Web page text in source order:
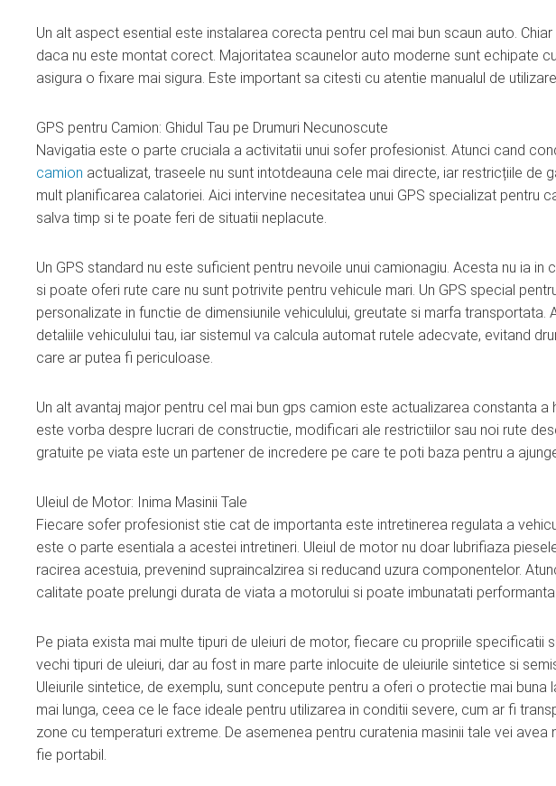
Un alt aspect esential este instalarea corecta pentru cel mai bun scaun auto.
daca nu este montat corect. Majoritatea scaunelor auto moderne sunt echipate
asigura o fixare mai sigura. Este important sa citesti cu atentie manualul de
GPS pentru Camion: Ghidul Tau pe Drumuri Necunoscute
Navigatia este o parte cruciala a activitatii unui sofer profesionist. Atunci cand
camion actualizat, traseele nu sunt intotdeauna cele mai directe, iar restricțiile de
mult planificarea calatoriei. Aici intervine necesitatea unui GPS specializat pentru
salva timp si te poate feri de situatii neplacute.
Un GPS standard nu este suficient pentru nevoile unui camionagiu. Acesta nu ia
si poate oferi rute care nu sunt potrivite pentru vehicule mari. Un GPS special
personalizate in functie de dimensiunile vehiculului, greutate si marfa transportata.
detaliile vehiculului tau, iar sistemul va calcula automat rutele adecvate, evitand
care ar putea fi periculoase.
Un alt avantaj major pentru cel mai bun gps camion este actualizarea constanta a
este vorba despre lucrari de constructie, modificari ale restrictiilor sau noi rute
gratuite pe viata este un partener de incredere pe care te poti baza pentru a
Uleiul de Motor: Inima Masinii Tale
Fiecare sofer profesionist stie cat de importanta este intretinerea regulata a
este o parte esentiala a acestei intretineri. Uleiul de motor nu doar lubrifiaza
racirea acestuia, prevenind supraincalzirea si reducand uzura componentelor.
calitate poate prelungi durata de viata a motorului si poate imbunatati performanta
Pe piata exista mai multe tipuri de uleiuri de motor, fiecare cu propriile specificatii
vechi tipuri de uleiuri, dar au fost in mare parte inlocuite de uleiurile sintetice si
Uleiurile sintetice, de exemplu, sunt concepute pentru a oferi o protectie mai
mai lunga, ceea ce le face ideale pentru utilizarea in conditii severe, cum ar fi
zone cu temperaturi extreme. De asemenea pentru curatenia masinii tale vei avea
fie portabil.